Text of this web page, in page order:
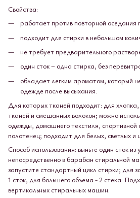
Свойства:
работает против повторной оседания
подходит для стирки в небольшом
не требует предварительного
один сток – одна стирка, без
обладает легким ароматом, который
одежде после высыхания.
Для которых тканей подходит: для хлопка,
тканей и смешанных волокон; можно
одежды, домашнего текстиля, спортивной
полотенец; подходит для белых, светлых и
Способ использования: выньте один сток
непосредственно в барабан стиральной
запустите стандартный цикл стирки; для
1 сток, для большего объема - 2 стека.
вертикальных стиральных машин.